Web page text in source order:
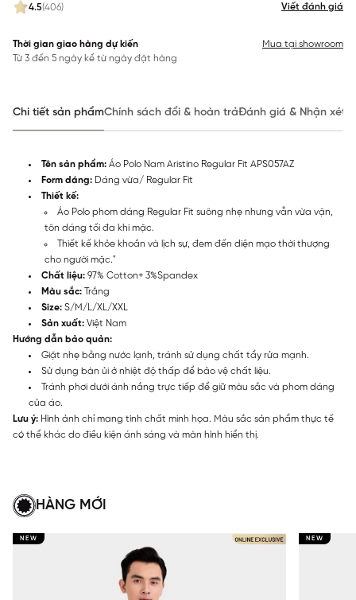
4.5(406) Viết đánh giá
Thời gian giao hàng dự kiến
Từ 3 đến 5 ngày kể từ ngày đặt hàng
Mua tại showroom
Chi tiết sản phẩmChính sách đổi & hoàn trảĐánh giá & Nhận xét
Tên sản phẩm: Áo Polo Nam Aristino Regular Fit APS057AZ
Form dáng: Dáng vừa/ Regular Fit
Thiết kế:
Áo Polo phom dáng Regular Fit suông nhẹ nhưng vẫn vừa vặn,
tôn dáng tối đa khi mặc.
Thiết kế khỏe khoắn và lịch sự, đem đến diện mạo thời thượng
cho người mặc."
Chất liệu: 97% Cotton+ 3%Spandex
Màu sắc: Trắng
Size: S/M/L/XL/XXL
Sản xuất: Việt Nam
Hướng dẫn bảo quản:
Giặt nhẹ bằng nước lạnh, tránh sử dụng chất tẩy rửa mạnh.
Sử dụng bàn ủi ở nhiệt độ thấp để bảo vệ chất liệu.
Tránh phơi dưới ánh nắng trực tiếp để giữ màu sắc và phom dáng
của áo.
Lưu ý: Hình ảnh chỉ mang tính chất minh họa. Màu sắc sản phẩm thực tế
có thể khác do điều kiện ánh sáng và màn hình hiển thị.
HÀNG MỚI
NEW NEW